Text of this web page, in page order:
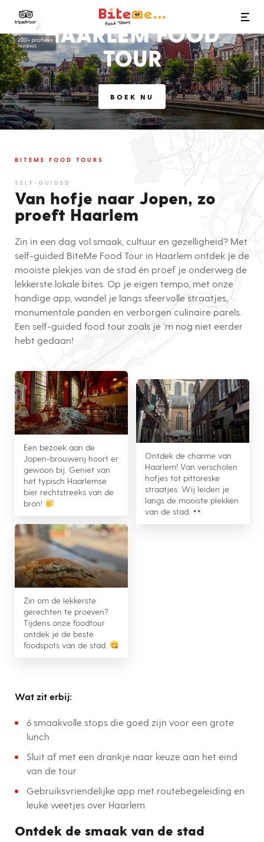
200+ positieve
reviews
Bite Me Food Tours
HAARLEM FOOD
TOUR
BOEK NU
BITEME FOOD TOURS
SELF-GUIDED
Van hofje naar Jopen, zo
proeft Haarlem
Zin in een dag vol smaak, cultuur en gezelligheid? Met
self-guided BiteMe Food Tour in Haarlem ontdek je de
mooiste plekjes van de stad én proef je onderweg de
lekkerste lokale bites. Op je eigen tempo, met onze
handige app, wandel je langs sfeervolle straatjes,
monumentale panden en verborgen culinaire parels.
Een self-guided food tour zoals je ‘m nog niet eerder
hebt gedaan!
Een bezoek aan de
Jopen-brouwerij hoort er
gewoon bij. Geniet van
het typisch Haarlemse
bier rechtstreeks van de
bron!
Ontdek de charme van
Haarlem! Van verscholen
hofjes tot pittoreske
straatjes. Wij leiden je
langs de mooiste plekken
van de stad.
Zin om de lekkerste
gerechten te proeven?
Tijdens onze foodtour
ontdek je de beste
foodspots van de stad.
Wat zit erbij:
6 smaakvolle stops die goed zijn voor een grote
lunch
Sluit af met een drankje naar keuze aan het eind
van de tour
Gebruiksvriendelijke app met routebegeleiding en
leuke weetjes over Haarlem
Ontdek de smaak van de stad